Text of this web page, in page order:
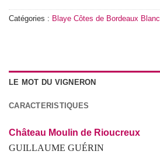
Catégories : Blaye Côtes de Bordeaux Blanc
LE MOT DU VIGNERON
CARACTERISTIQUES
Château Moulin de Rioucreux
GUILLAUME GUÉRIN